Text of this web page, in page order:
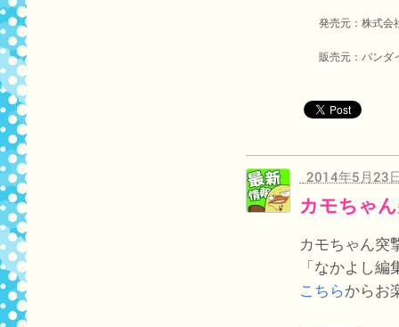
発売元：株式会
販売元：バンダ
2014年5月23
カモちゃ
カモちゃん突
「なかよし
こちらからお